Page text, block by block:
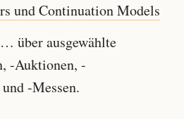
und Continuation Models
über ausgewählte
-Auktionen, -
-Messen.